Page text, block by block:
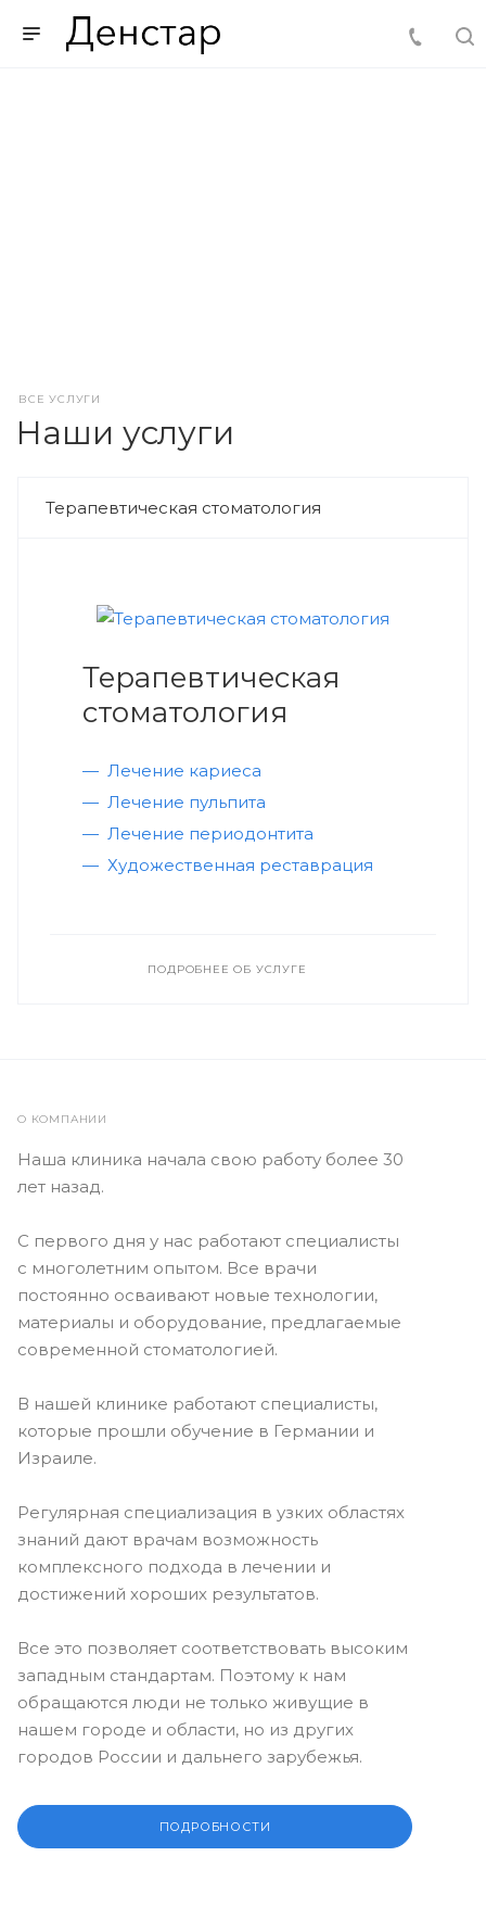
ВСЕ УСЛУГИ
Наши услуги
Терапевтическая стоматология
Терапевтическая
стоматология
Лечение кариеса
Лечение пульпита
Лечение периодонтита
Художественная реставрация
ПОДРОБНЕЕ ОБ УСЛУГЕ
О КОМПАНИИ
Наша клиника начала свою работу более 30
лет назад.
С первого дня у нас работают специалисты
с многолетним опытом. Все врачи
постоянно осваивают новые технологии,
материалы и оборудование, предлагаемые
современной стоматологией.
В нашей клинике работают специалисты,
которые прошли обучение в Германии и
Израиле.
Регулярная специализация в узких областях
знаний дают врачам возможность
комплексного подхода в лечении и
достижений хороших результатов.
Все это позволяет соответствовать высоким
западным стандартам. Поэтому к нам
обращаются люди не только живущие в
нашем городе и области, но из других
городов России и дальнего зарубежья.
ПОДРОБНОСТИ